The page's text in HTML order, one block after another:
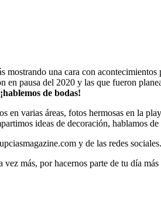
mostrando una cara con
en pausa del 2020 y las que fueron
¡hablemos de bodas!
en varias áreas, fotos hermosas en la
ideas de decoración, hablamos
y de las redes sociales.
más, por hacernos parte de tu día más